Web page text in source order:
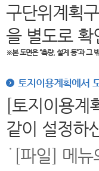
구단위계획
을 별도로 확
※본 도면은“측량, 설계 등”과 그
토지이용계획에서
[토지이용
같이 설정하
[파일] 메